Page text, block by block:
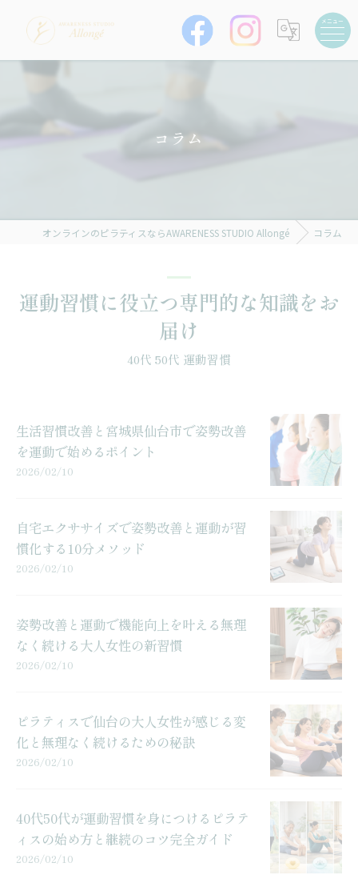
コラム
オンラインのピラティスならAWARENESS STUDIO Allongé コラム
運動習慣に役立つ専門的な知識をお
届け
40代 50代 運動習慣
生活習慣改善と宮城県仙台市で姿勢改善
を運動で始めるポイント
2026/02/10
自宅エクササイズで姿勢改善と運動が習
慣化する10分メソッド
2026/02/10
姿勢改善と運動で機能向上を叶える無理
なく続ける大人女性の新習慣
2026/02/10
ピラティスで仙台の大人女性が感じる変
化と無理なく続けるための秘訣
2026/02/10
40代50代が運動習慣を身につけるピラテ
ィスの始め方と継続のコツ完全ガイド
2026/02/10